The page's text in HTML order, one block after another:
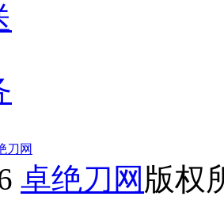
刀网
卓绝刀网 版权